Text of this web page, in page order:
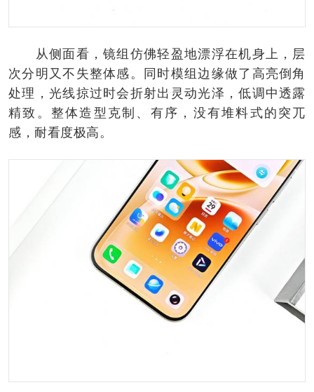
从侧面看，镜组仿佛轻盈地漂浮在机身上，层
次分明又不失整体感。同时模组边缘做了高亮倒角
处理，光线掠过时会折射出灵动光泽，低调中透露
精致。整体造型克制、有序，没有堆料式的突兀
感，耐看度极高。